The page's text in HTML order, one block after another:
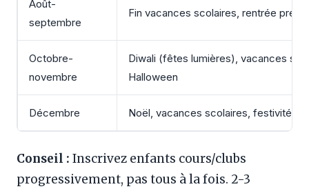
Août-
septembre
Fin vacances scolaires, rentrée
Octobre-
novembre
Diwali (fêtes lumières), vacances
Halloween
Décembre Noël, vacances scolaires, festivités
Conseil : Inscrivez enfants cours/clubs
progressivement, pas tous à la fois. 2-3